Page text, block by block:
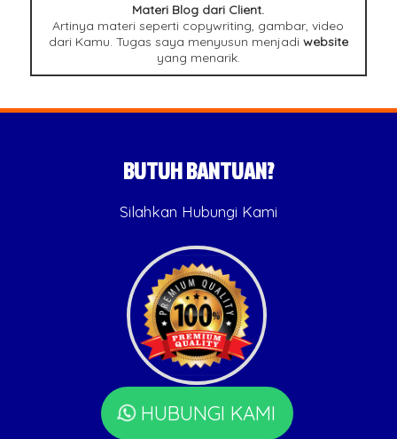
Materi Blog dari Client.
Artinya materi seperti copywriting, gambar, video
dari Kamu. Tugas saya menyusun menjadi website
yang menarik.
BUTUH BANTUAN?
Silahkan Hubungi Kami
HUBUNGI KAMI